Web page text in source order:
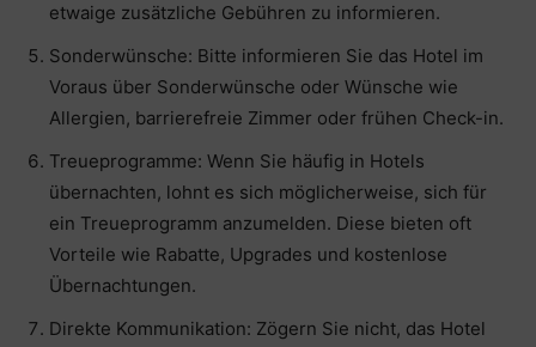
etwaige zusätzliche Gebühren zu informieren.
Sonderwünsche: Bitte informieren Sie das Hotel im
Voraus über Sonderwünsche oder Wünsche wie
Allergien, barrierefreie Zimmer oder frühen Check-in.
Treueprogramme: Wenn Sie häufig in Hotels
übernachten, lohnt es sich möglicherweise, sich für
ein Treueprogramm anzumelden. Diese bieten oft
Vorteile wie Rabatte, Upgrades und kostenlose
Übernachtungen.
Direkte Kommunikation: Zögern Sie nicht, das Hotel